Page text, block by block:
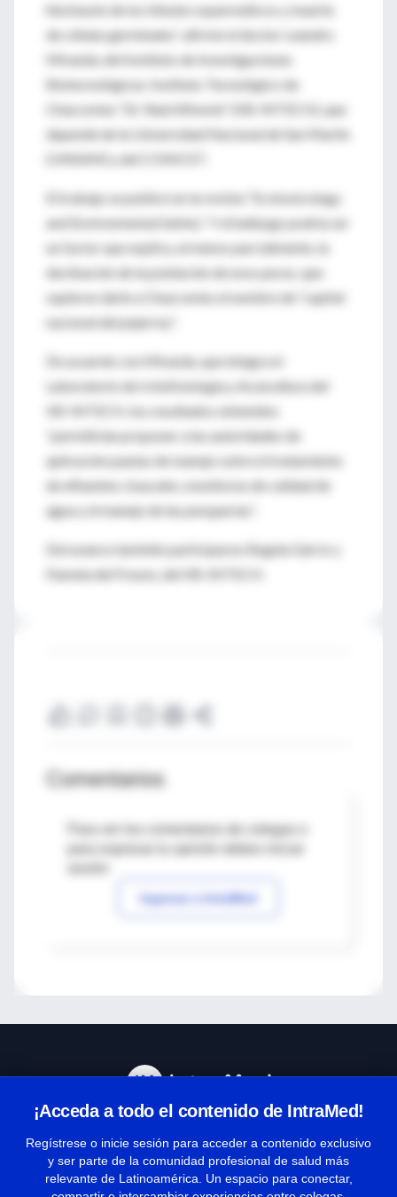
hinchazón de los lóbulos espermáticos y muerte
de células germinales”, afirmó el doctor Leandro
Miranda, del Instituto de Investigaciones
Biotecnológicas-Instituto Tecnológico de
Chascomús “Dr. Raúl Alfonsín” (IIB-INTECH), que
depende de la Universidad Nacional de San Martin
(UNSAM) y del CONICET.
El trabajo se publicó en la revista “Ecotoxicology
and Environmental Safety”. Y el hallazgo podría ser
un factor que explica, al menos parcialmente, la
declinación de la población de esos peces, que
supieron darle a Chascomús el nombre de “capital
nacional del pejerrey”.
De acuerdo con Miranda, que integra el
Laboratorio de Ictiofisiología y Acuicultura del
IIB-INTECH, los resultados obtenidos
“permitirían proponer a las autoridades de
aplicación pautas de manejo sobre el tratamiento
de efluentes cloacales, monitoreo de calidad de
agua y el manejo de las pesquerías”.
Del avance también participaron Ángela Gárriz y
Pamela del Fresno, del IIB-INTECH.
Comentarios
Para ver los comentarios de colegas o
Ingresar a IntraMed
¡Acceda a todo el contenido de IntraMed!
Regístrese o inicie sesión para acceder a contenido exclusivo
y ser parte de la comunidad profesional de salud más
relevante de Latinoamérica. Un espacio para conectar,
Términos y condiciones